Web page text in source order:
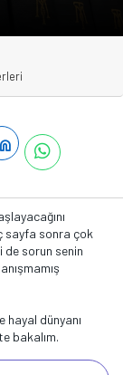
sayfa sonra çok
de sorun senin
hayal dünyanı
bakalım.